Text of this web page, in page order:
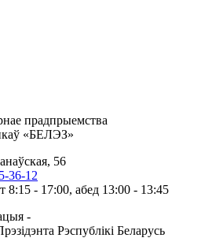
прадпрыемства
«БЕЛЭЗ»
56
36-12
- 17:00, абед 13:00 - 13:45
-
Рэспублікі Беларусь